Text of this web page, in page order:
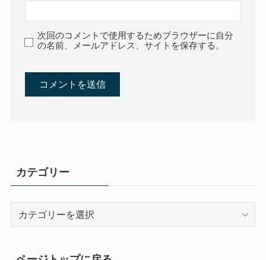
次回のコメントで使用するためブラウザーに自分
の名前、メールアドレス、サイトを保存する。
カテゴリー